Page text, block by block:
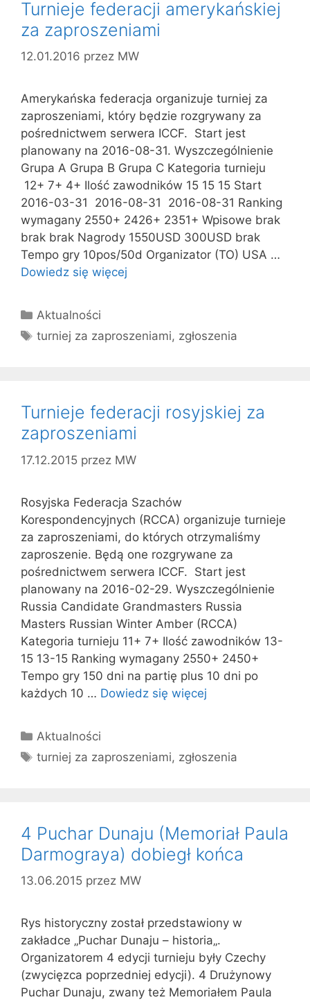
Turnieje federacji amerykańskiej
za zaproszeniami
12.01.2016 przez MW
Amerykańska federacja organizuje turniej za
zaproszeniami, który będzie rozgrywany za
pośrednictwem serwera ICCF. Start jest
planowany na 2016-08-31. Wyszczególnienie
Grupa A Grupa B Grupa C Kategoria turnieju
12+ 7+ 4+ Ilość zawodników 15 15 15 Start
2016-03-31 2016-08-31 2016-08-31 Ranking
wymagany 2550+ 2426+ 2351+ Wpisowe brak
brak brak Nagrody 1550USD 300USD brak
Tempo gry 10pos/50d Organizator (TO) USA …
Dowiedz się więcej
Kategorie
Aktualności
Tagi
turniej za zaproszeniami, zgłoszenia
Turnieje federacji rosyjskiej za
zaproszeniami
17.12.2015 przez MW
Rosyjska Federacja Szachów
Korespondencyjnych (RCCA) organizuje turnieje
za zaproszeniami, do których otrzymaliśmy
zaproszenie. Będą one rozgrywane za
pośrednictwem serwera ICCF. Start jest
planowany na 2016-02-29. Wyszczególnienie
Russia Candidate Grandmasters Russia
Masters Russian Winter Amber (RCCA)
Kategoria turnieju 11+ 7+ Ilość zawodników 13-
15 13-15 Ranking wymagany 2550+ 2450+
Tempo gry 150 dni na partię plus 10 dni po
każdych 10 … Dowiedz się więcej
Kategorie
Aktualności
Tagi
turniej za zaproszeniami, zgłoszenia
4 Puchar Dunaju (Memoriał Paula
Darmograya) dobiegł końca
13.06.2015 przez MW
Rys historyczny został przedstawiony w
zakładce „Puchar Dunaju – historia„.
Organizatorem 4 edycji turnieju były Czechy
(zwycięzca poprzedniej edycji). 4 Drużynowy
Puchar Dunaju, zwany też Memoriałem Paula